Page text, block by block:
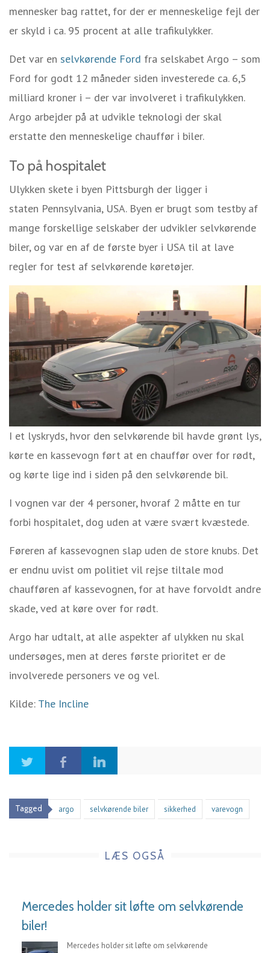
mennesker bag rattet, for der er menneskelige fejl der
er skyld i ca. 95 procent at alle trafikulykker.
Det var en selvkørende Ford fra selskabet Argo – som
Ford for godt 12 måneder siden investerede ca. 6,5
milliard kroner i – der var involveret i trafikulykken.
Argo arbejder på at udvikle teknologi der skal
erstatte den menneskelige chauffør i biler.
To på hospitalet
Ulykken skete i byen Pittsburgh der ligger i
staten Pennsylvania, USA. Byen er brugt som testby af
mange forskellige selskaber der udvikler selvkørende
biler, og var en af de første byer i USA til at lave
regler for test af selvkørende køretøjer.
I et lyskryds, hvor den selvkørende bil havde grønt lys,
kørte en kassevogn ført at en chauffør over for rødt,
og kørte lige ind i siden på den selvkørende bil.
I vognen var der 4 personer, hvoraf 2 måtte en tur
forbi hospitalet, dog uden at være svært kvæstede.
Føreren af kassevognen slap uden de store knubs. Det
er endnu uvist om politiet vil rejse tiltale mod
chaufføren af kassevognen, for at have forvoldt andre
skade, ved at køre over for rødt.
Argo har udtalt, at alle aspekter af ulykken nu skal
undersøges, men at deres første prioritet er de
involverede personers ve og vel.
Kilde: The Incline
Tagged argo selvkørende biler sikkerhed varevogn
LÆS OGSÅ
Mercedes holder sit løfte om selvkørende
biler!
Mercedes holder sit løfte om selvkørende